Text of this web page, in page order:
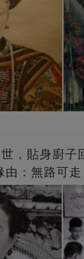
，貼身廚子
：無路可走